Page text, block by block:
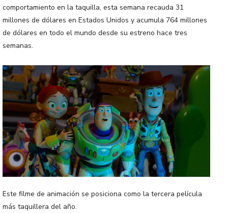
comportamiento en la taquilla, esta semana recauda 31
millones de dólares en Estados Unidos y acumula 764 millones
de dólares en todo el mundo desde su estreno hace tres
semanas.
Este filme de animación se posiciona como la tercera película
más taquillera del año.